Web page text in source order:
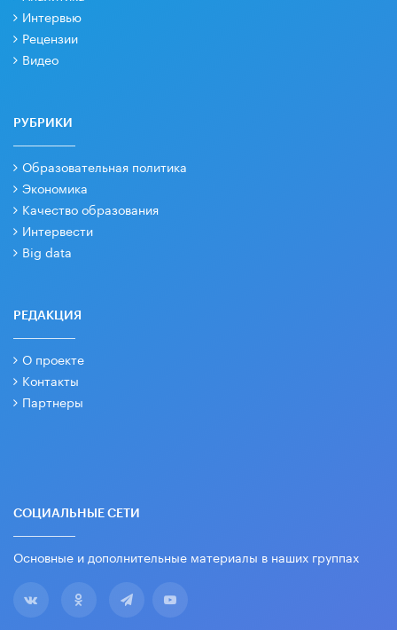
Интервью
Рецензии
Видео
РУБРИКИ
Образовательная политика
Экономика
Качество образования
Интервести
Big data
РЕДАКЦИЯ
О проекте
Контакты
Партнеры
СОЦИАЛЬНЫЕ СЕТИ
Основные и дополнительные материалы в наших группах